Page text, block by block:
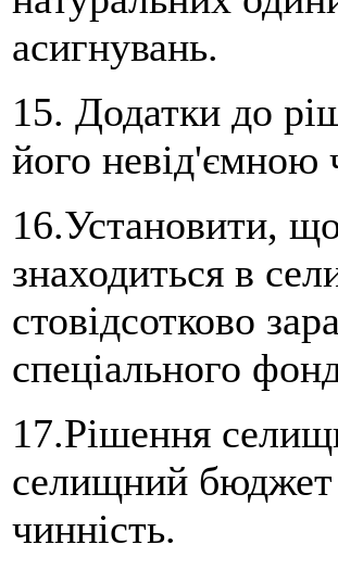
асигнувань.
15. Додатки до
його невід'ємною
16.Установити,
знаходиться в
стовідсотково
спеціального
17.Рішення
селищний бюджет
чинність.